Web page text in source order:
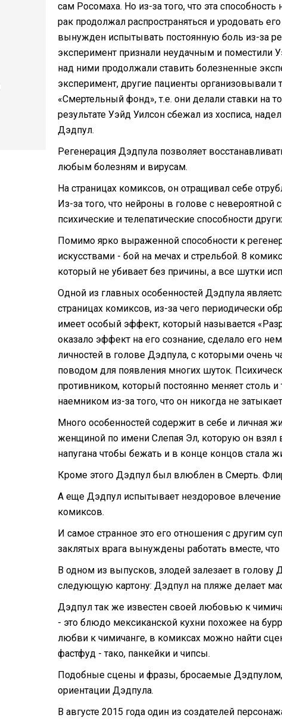
сам Росомаха. Но из-за того, что эта
рак продолжал распространяться и уродовать
вынужден испытывать постоянную боль из-за
эксперимент признали неудачным и поместили
над ними продолжали ставить болезненные
эксперимент, другие пациенты
«Смертельный фонд», т.е. они делали ставки на
результате Уэйд Уилсон сбежал из хосписа,
Дэдпул.
Регенерация Дэдпула позволяет
любым болезням и вирусам.
На страницах комиксов, он отращивал себе
Из-за того, что нейроны в голове с
психические и телепатические способности
Помимо ярко выраженной способности к
искусствами - бой на мечах и стрельбой. 8
который не убивает без причины, а все шутки
Одной из главных особенностей Дэдпула
страницах комиксов, из-за чего периодически
имеет особый эффект, который называется
оказало эффект на его сознание, сделало его
личностей в голове Дэдпула, с которыми очень
поводом для появления многих шуток.
противником, который постоянно меняет столь
наемником из-за того, что он никогда не
Много особенностей содержит в себе и личная
женщиной по имени Слепая Эл, которую он взял
напугана чтобы бежать и в конце концов стала
Кроме этого Дэдпул был влюблен в Смерть.
А еще Дэдпул испытывает нездоровое влечение
комиксов.
И самое странное это его отношения с другим
заклятых врага вынуждены работать вместе,
В одном из выпусков, злодей залезает в
следующую картону: Дэдпул на пляже делает
Дэдпул так же известен своей любовью к
- это блюдо мексиканской кухни похожее на
любви к чимичанге, в комиксах можно найти
фастфуд - тако, панкейки и чипсы.
Подобные сцены и фразы, бросаемые Дэдпулом,
ориентации Дэдпула.
В августе 2015 года один из создателей